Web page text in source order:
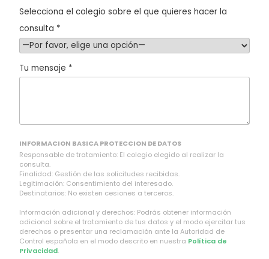
Selecciona el colegio sobre el que quieres hacer la
consulta *
Tu mensaje *
INFORMACION BASICA PROTECCION DE DATOS
Responsable de tratamiento: El colegio elegido al realizar la
consulta.
Finalidad: Gestión de las solicitudes recibidas.
Legitimación: Consentimiento del interesado.
Destinatarios: No existen cesiones a terceros.
Información adicional y derechos: Podrás obtener información
adicional sobre el tratamiento de tus datos y el modo ejercitar tus
derechos o presentar una reclamación ante la Autoridad de
Control española en el modo descrito en nuestra Política de
Privacidad.